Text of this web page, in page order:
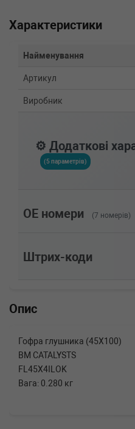
Характеристики
Найменування
Артикул
Виробник
⚙️ Додаткові
(5 параметрів)
OE номери (7 номерів)
Штрих-коди
Опис
Гофра глушника (45X100)
BM CATALYSTS
FL45X4ILOK
Вага: 0.280 кг